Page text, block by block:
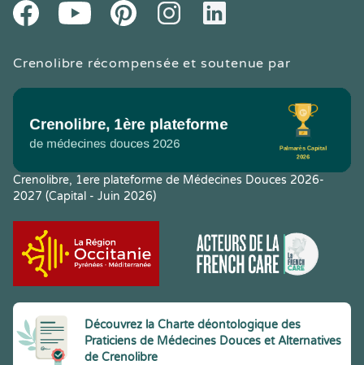
Facebook PinteresetInstagramLinkedIn
Crenolibre récompensée et soutenue par
Crenolibre, 1ere plateforme de Médecines Douces 2026-
2027 (Capital - Juin 2026)
Découvrez la Charte déontologique des
Praticiens de Médecines Douces et Alternatives
de Crenolibre